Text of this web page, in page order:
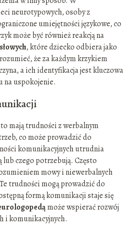
neurotypowych, osoby z
umiejętności językowe, co
może być również reakcją na
, które dziecko odbiera jako
że za każdym krzykiem
a ich identyfikacja jest kluczowa
na uspokojenie.
mają trudności z werbalnym
co może prowadzić do
komunikacyjnych utrudnia
lub czego potrzebują. Często
mowy i niewerbalnych
trudności mogą prowadzić do
formą komunikacji staje się
może wspierać rozwój
i komunikacyjnych.